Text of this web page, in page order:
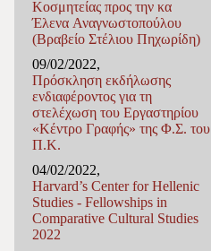
Κοσμητείας προς την κα
Έλενα Αναγνωστοπούλου
(Βραβείο Στέλιου Πηχωρίδη)
09/02/2022,
Πρόσκληση εκδήλωσης
ενδιαφέροντος για τη
στελέχωση του Εργαστηρίου
«Κέντρο Γραφής» της Φ.Σ. του
Π.Κ.
04/02/2022,
Harvard’s Center for Hellenic
Studies - Fellowships in
Comparative Cultural Studies
2022